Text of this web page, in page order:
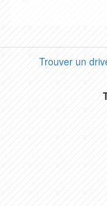
Trouver un